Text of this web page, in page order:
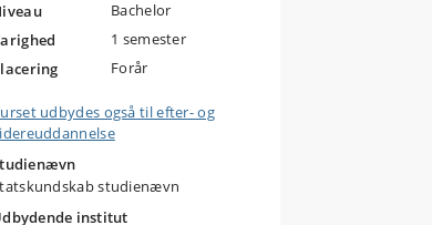
Bachelor
1 semester
Forår
udbydes også til efter- og
studienævn
institut